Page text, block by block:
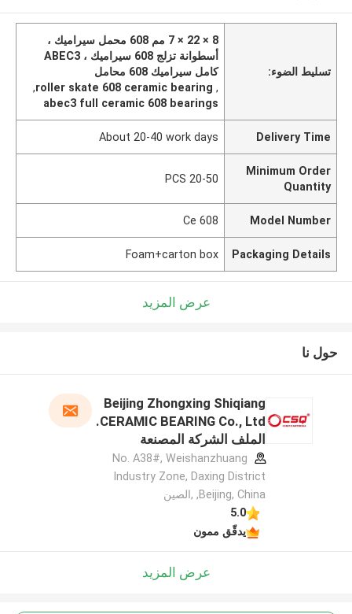
تسليط الضوء:
8 × 22 × 7 مم 608 محمل سيراميك ،
أسطوانة تزلج 608 سيراميك ، ABEC3
كامل سيراميك 608 محامل
,
roller skate 608 ceramic bearing
,
abec3 full ceramic 608 bearings
Delivery Time
About 20-40 work days
Minimum Order
Quantity
20-50 PCS
Model Number
608 Ce
Packaging Details
Foam+carton box
عرض المزيد
حول نا
Beijing Zhongxing Shiqiang
CERAMIC BEARING Co., Ltd.
الملف الشركة المصنعة
No. A38#, Weishanzhuang
Industry Zone, Daxing District
,Beijing, China ,الصين
5.0
يدقّق ممون
عرض المزيد